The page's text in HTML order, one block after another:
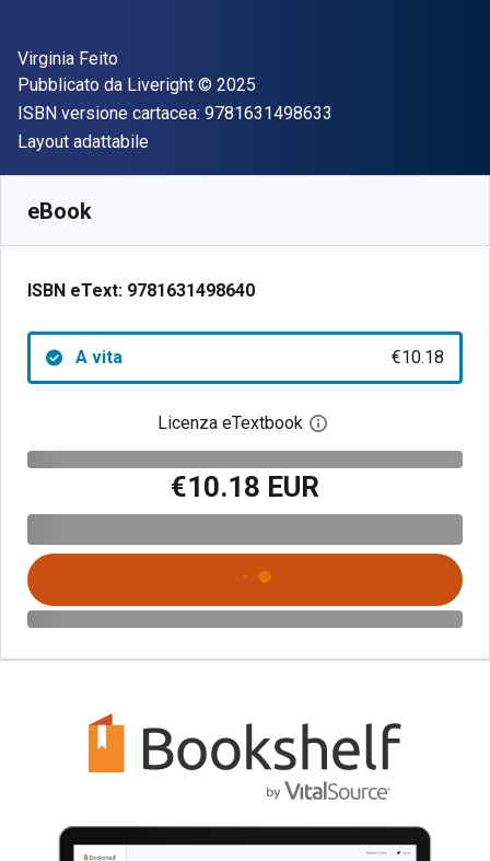
Autore(i)
Virginia Feito
Editore
Pubblicato da Liveright Copyright
© 2025
ISBN versione cartacea: 9781631498633
Formato
Layout adattabile
eBook
ISBN eText: 9781631498640
A vita €10.18
Licenza eTextbook Apri la finestra di
€10.18 EUR